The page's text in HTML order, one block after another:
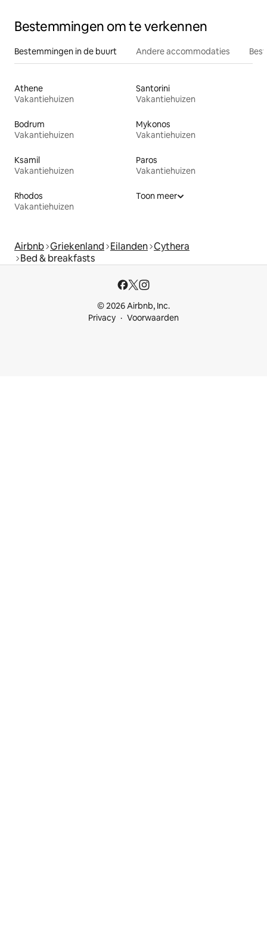
Bestemmingen om te verkennen
Bestemmingen in de buurt Andere accommodaties
Athene
Vakantiehuizen
Santorini
Vakantiehuizen
Bodrum
Vakantiehuizen
Mykonos
Vakantiehuizen
Ksamil
Vakantiehuizen
Paros
Vakantiehuizen
Rhodos
Vakantiehuizen
Toon meer
Airbnb Griekenland Eilanden Cythera
Bed & breakfasts
© 2026 Airbnb, Inc.
Privacy
Voorwaarden